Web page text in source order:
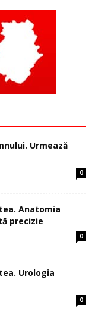
Urmează
0
Anatomia
precizie
0
Urologia
0